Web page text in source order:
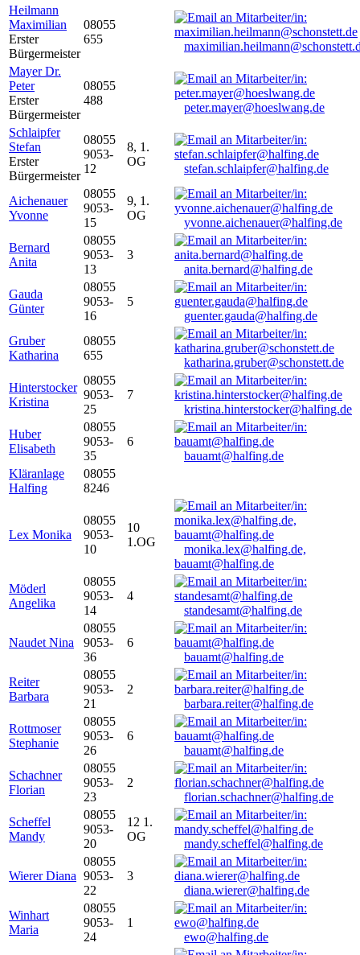
Heilmann
Maximilian
Erster
Bürgermeister
08055
655
Mayer Dr.
Peter
Erster
Bürgermeister
08055
488
peter.mayer@hoeslwang.de
Schlaipfer
Stefan
Erster
Bürgermeister
08055
9053-
12
8, 1.
OG
stefan.schlaipfer@halfing.de
Aichenauer
Yvonne
08055
9053-
15
9, 1.
OG
yvonne.aichenauer@halfing.de
Bernard
Anita
08055
9053-
13
3
anita.bernard@halfing.de
Gauda
Günter
08055
9053-
16
5
guenter.gauda@halfing.de
Gruber
Katharina
08055
655
katharina.gruber@schonstett.de
Hinterstocker
Kristina
08055
9053-
25
7
kristina.hinterstocker@halfing.de
Huber
Elisabeth
08055
9053-
35
6
bauamt@halfing.de
Kläranlage
Halfing
08055
8246
Lex Monika
08055
9053-
10
10
1.OG
monika.lex@halfing.de,
bauamt@halfing.de
Möderl
Angelika
08055
9053-
14
4
standesamt@halfing.de
Naudet Nina
08055
9053-
36
6
bauamt@halfing.de
Reiter
Barbara
08055
9053-
21
2
barbara.reiter@halfing.de
Rottmoser
Stephanie
08055
9053-
26
6
bauamt@halfing.de
Schachner
Florian
08055
9053-
23
2
florian.schachner@halfing.de
Scheffel
Mandy
08055
9053-
20
12 1.
OG
mandy.scheffel@halfing.de
Wierer Diana
08055
9053-
22
3
diana.wierer@halfing.de
Winhart
Maria
08055
9053-
24
1
ewo@halfing.de